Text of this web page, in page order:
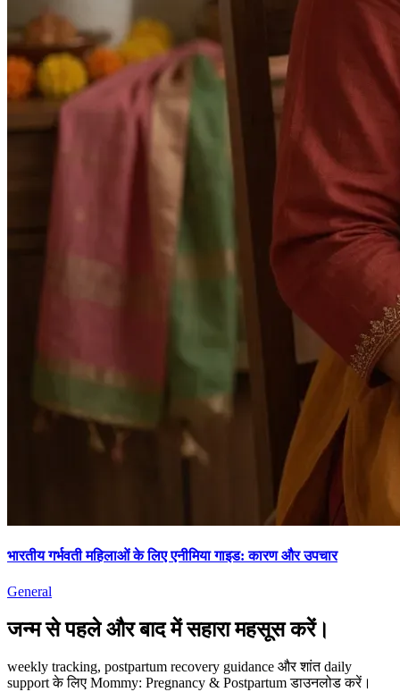
भारतीय गर्भवती महिलाओं के लिए एनीमिया गाइड: कारण और उपचार
General
जन्म से पहले और बाद में सहारा महसूस करें।
weekly tracking, postpartum recovery guidance और शांत daily
support के लिए Mommy: Pregnancy & Postpartum डाउनलोड करें।